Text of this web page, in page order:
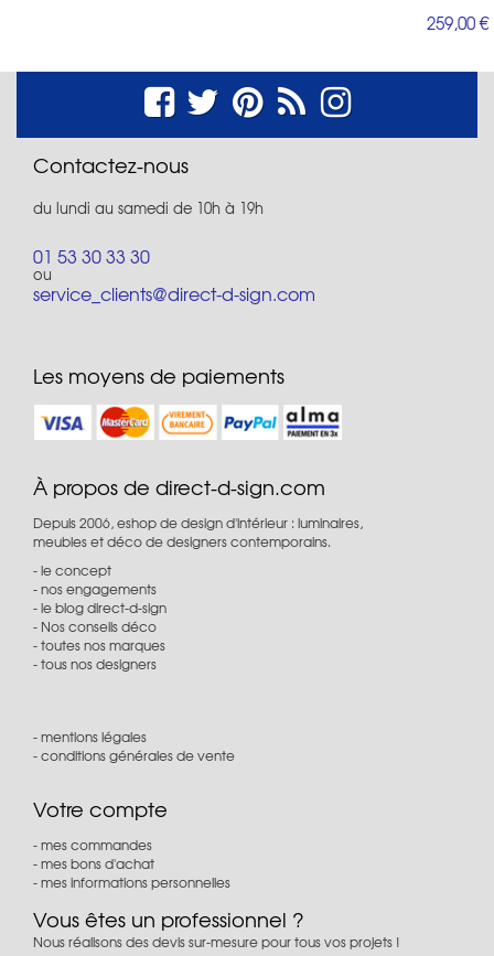
259,00 €
Contactez-nous
du lundi au samedi de 10h à 19h
01 53 30 33 30
ou
service_clients@direct-d-sign.com
Les moyens de paiements
À propos de direct-d-sign.com
Depuis 2006, eshop de design d'intérieur : luminaires,
meubles et déco de designers contemporains.
le concept
nos engagements
le blog direct-d-sign
Nos conseils déco
toutes nos marques
tous nos designers
mentions légales
conditions générales de vente
Votre compte
mes commandes
mes bons d'achat
mes informations personnelles
Vous êtes un professionnel ?
Nous réalisons des devis sur-mesure pour tous vos projets !